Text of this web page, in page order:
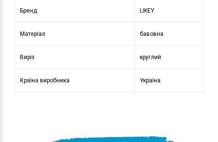
Бренд LIKEY
Матеріал бавовна
Виріз круглий
Країна виробника Україна